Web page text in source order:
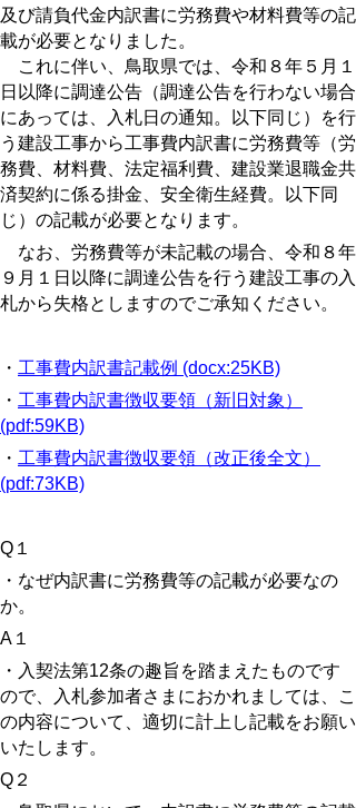
及び請負代金内訳書に労務費や材料費等の記
載が必要となりました。
これに伴い、鳥取県では、令和８年５月１
日以降に調達公告（調達公告を行わない場合
にあっては、入札日の通知。以下同じ）を行
う建設工事から工事費内訳書に労務費等（労
務費、材料費、法定福利費、建設業退職金共
済契約に係る掛金、安全衛生経費。以下同
じ）の記載が必要となります。
なお、労務費等が未記載の場合 、令和８年
９月１日以降に調達公告を行う建設工事の入
札から失格としますのでご承知ください。
・ 工事費内訳書記載例 (docx:25KB)
・ 工事費内訳書徴収要領（新旧対象）
(pdf:59KB)
・ 工事費内訳書徴収要領（改正後全文）
(pdf:73KB)
Q １
・なぜ内訳書に労務費等の記載が必要なの
か。
A １
・入契法第12条の趣旨を踏まえたものです
ので、入札参加者さまにおかれましては、こ
の内容について、適切に計上し記載をお願い
いたします。
Q ２